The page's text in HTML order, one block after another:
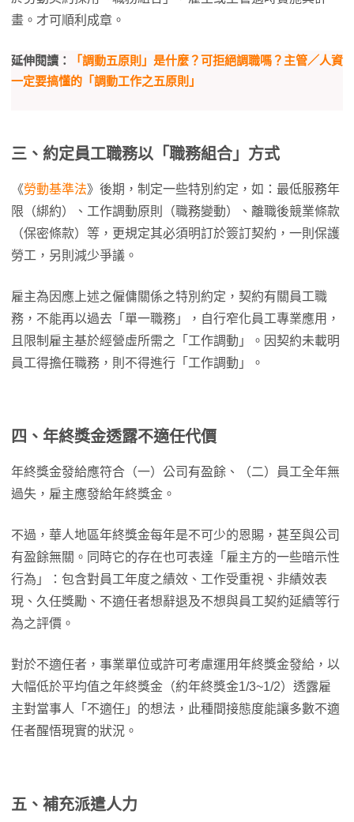
畫。才可順利成章。
延伸閱讀：
「調動五原則」是什麼？可拒絕調職嗎？主管／人資
一定要搞懂的「調動工作之五原則」
三、約定員工職務以「職務組合」方式
《勞動基準法》後期，制定一些特別約定，如：最低服務年
限（綁約）、工作調動原則（職務變動）、離職後競業條款
（保密條款）等，更規定其必須明訂於簽訂契約，一則保護
勞工，另則減少爭議。
雇主為因應上述之僱傭關係之特別約定，契約有關員工職
務，不能再以過去「單一職務」，自行窄化員工專業應用，
且限制雇主基於經營虛所需之「工作調動」。因契約未載明
員工得擔任職務，則不得進行「工作調動」。
四、年終獎金透露不適任代價
年終獎金發給應符合（一）公司有盈餘、（二）員工全年無
過失，雇主應發給年終獎金。
不過，華人地區年終獎金每年是不可少的恩賜，甚至與公司
有盈餘無關。同時它的存在也可表達「雇主方的一些暗示性
行為」：包含對員工年度之績效、工作受重視、非績效表
現、久任獎勵、不適任者想辭退及不想與員工契約延續等行
為之評價。
對於不適任者，事業單位或許可考慮運用年終獎金發給，以
大幅低於平均值之年終獎金（約年終獎金1/3~1/2）透露雇
主對當事人「不適任」的想法，此種間接態度能讓多數不適
任者醒悟現實的狀況。
五、補充派遣人力